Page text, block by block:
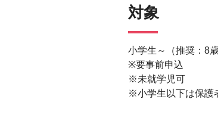
対象
小学生～（推奨：8
※要事前申込
※未就学児可
※小学生以下は保護